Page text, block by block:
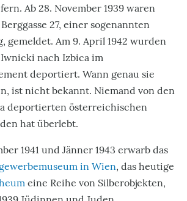
Ab 28. November 1939 waren
27, einer sogenannten
gemeldet. Am 9. April 1942 wurden
nach Izbica im
deportiert. Wann genau sie
ist nicht bekannt. Niemand von den
deportierten österreichischen
hat überlebt.
1941 und Jänner 1943 erwarb das
in Wien, das heutige
eine Reihe von Silberobjekten,